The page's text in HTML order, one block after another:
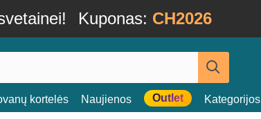
Kuponas: CH2026
kortelės Naujienos Outlet Kategorijos